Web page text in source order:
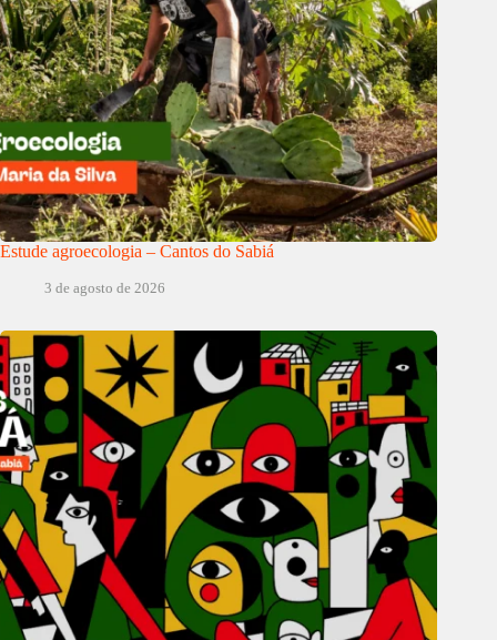
Estude agroecologia – Cantos do Sabiá
3 de agosto de 2026